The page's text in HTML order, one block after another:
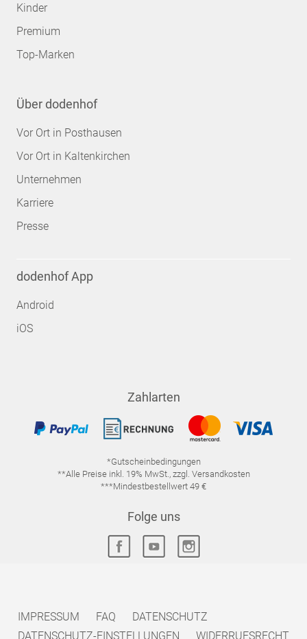
Kinder
Premium
Top-Marken
Über dodenhof
Vor Ort in Posthausen
Vor Ort in Kaltenkirchen
Unternehmen
Karriere
Presse
dodenhof App
Android
iOS
Zahlarten
*Gutscheinbedingungen
**Alle Preise inkl. 19% MwSt., zzgl. Versandkosten
***Mindestbestellwert 49 €
Folge uns
IMPRESSUM FAQ
DATENSCHUTZ
DATENSCHUTZ-EINSTELLUNGEN
WIDERRUFSRECHT